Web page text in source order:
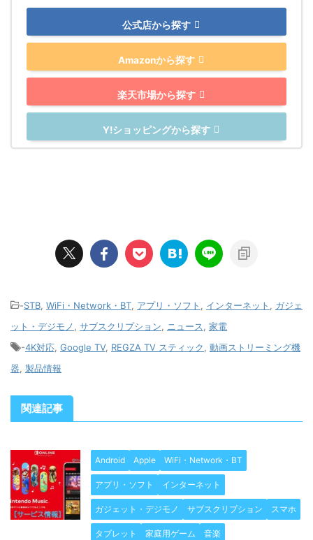
公式店から探す
Amazonから探す
楽天市場から探す
Y!ショッピングから探す
-STB, WiFi・Network・BT, アプリ・ソフト , インターネット , ガジェ
ット・デジモノ, サブスクリプション, ニュース, 家電
-4K対応, Google TV, REGZA TV スティック, 動画ストリーミング機
器, 製品情報
関連記事
Android Apple WiFi・Network・BT
アプリ・ソフト インターネット
ガジェット・デジモノ サブスクリプション スマホ
タブレット 家庭用ゲーム 音楽